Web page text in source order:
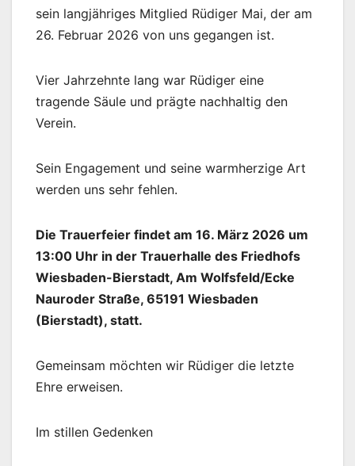
sein langjähriges Mitglied Rüdiger Mai, der am
26. Februar 2026 von uns gegangen ist.
Vier Jahrzehnte lang war Rüdiger eine
tragende Säule und prägte nachhaltig den
Verein.
Sein Engagement und seine warmherzige Art
werden uns sehr fehlen.
Die Trauerfeier findet am 16. März 2026 um
13:00 Uhr in der Trauerhalle des Friedhofs
Wiesbaden-Bierstadt, Am Wolfsfeld/Ecke
Nauroder Straße, 65191 Wiesbaden
(Bierstadt), statt.
Gemeinsam möchten wir Rüdiger die letzte
Ehre erweisen.
Im stillen Gedenken